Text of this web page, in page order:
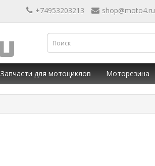
+74953203213 shop@moto4.ru
Запчасти для мотоциклов Моторезина